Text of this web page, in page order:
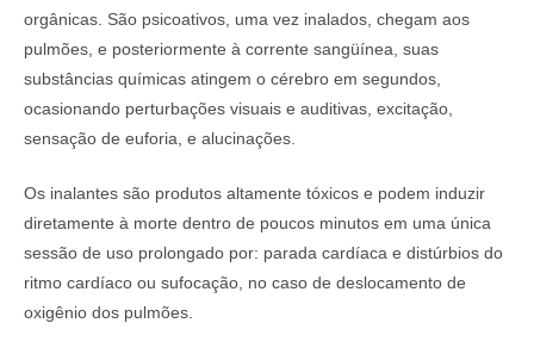
orgânicas. São psicoativos, uma vez inalados, chegam aos
pulmões, e posteriormente à corrente sangüínea, suas
substâncias químicas atingem o cérebro em segundos,
ocasionando perturbações visuais e auditivas, excitação,
sensação de euforia, e alucinações.
Os inalantes são produtos altamente tóxicos e podem induzir
diretamente à morte dentro de poucos minutos em uma única
sessão de uso prolongado por: parada cardíaca e distúrbios do
ritmo cardíaco ou sufocação, no caso de deslocamento de
oxigênio dos pulmões.